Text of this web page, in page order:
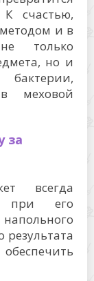
счастью,
и в
только
но и
меховой
за
всегда
при его